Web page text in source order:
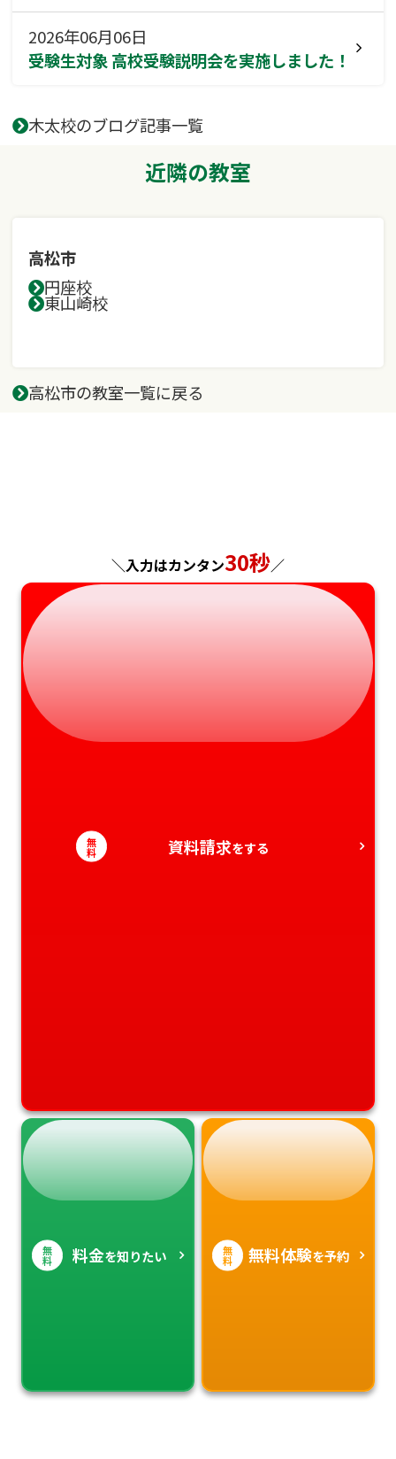
2026年06月06日
受験生対象 高校受験説明会を実施しました！
木太校のブログ記事一覧
近隣の教室
高松市
円座校
東山崎校
高松市の教室一覧に戻る
＼入力はカンタン30秒／
無
料 資料請求をする
無
料 料金を知りたい 無
料 無料体験を予約